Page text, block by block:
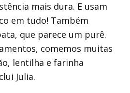
mais dura. E usam
em tudo! Também
que parece um purê.
comemos muitas
lentilha e farinha
Julia.